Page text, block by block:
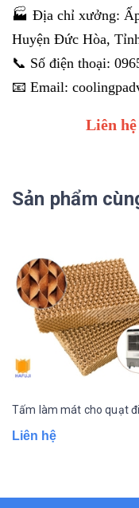
🏭 Địa chỉ xưởng:
Huyện Đức Hòa,
📞 Số điện thoại:
📧 Email:
Liên hệ
Sản phẩm
Liên hệ